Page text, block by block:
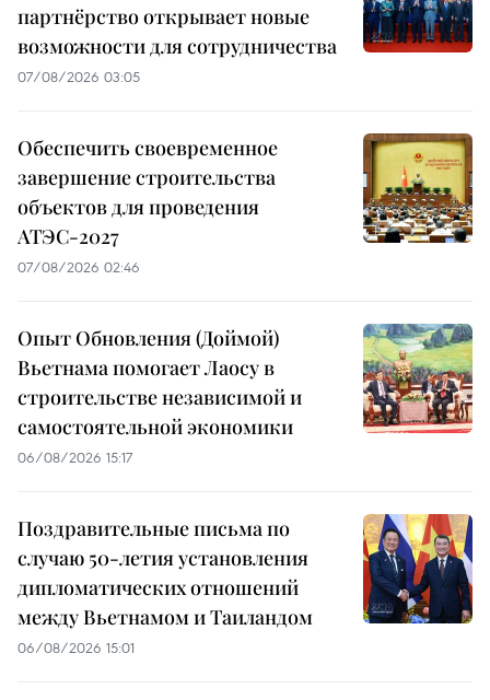
партнёрство открывает новые
возможности для сотрудничества
07/08/2026 03:05
Обеспечить своевременное
завершение строительства
объектов для проведения
АТЭС-2027
07/08/2026 02:46
Опыт Обновления (Доймой)
Вьетнама помогает Лаосу в
строительстве независимой и
самостоятельной экономики
06/08/2026 15:17
Поздравительные письма по
случаю 50-летия установления
дипломатических отношений
между Вьетнамом и Таиландом
06/08/2026 15:01